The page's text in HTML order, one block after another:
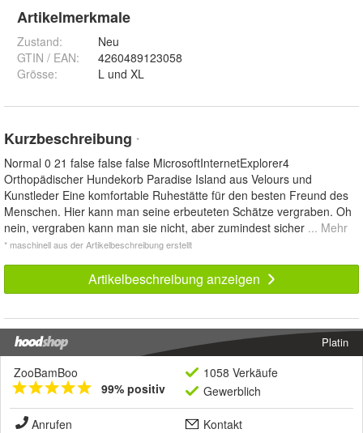
Artikelmerkmale
Zustand:
Neu
GTIN / EAN:
4260489123058
Grösse: L und XL
Kurzbeschreibung *
Normal 0 21 false false false MicrosoftInternetExplorer4
Orthopädischer Hundekorb Paradise Island aus Velours und
Kunstleder Eine komfortable Ruhestätte für den besten Freund des
Menschen. Hier kann man seine erbeuteten Schätze vergraben. Oh
nein, vergraben kann man sie nicht, aber zumindest sicher ... Mehr
* maschinell aus der Artikelbeschreibung erstellt
Artikelbeschreibung anzeigen
Platin
ZooBamBoo
99% positiv
1058 Verkäufe
Gewerblich
Anrufen
Kontakt